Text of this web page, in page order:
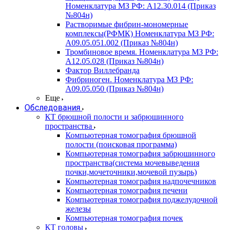
Номенклатура МЗ РФ: A12.30.014 (Приказ
№804н)
Растворимые фибрин-мономерные
комплексы(РФМК) Номенклатура МЗ РФ:
A09.05.051.002 (Приказ №804н)
Тромбиновое время. Номенклатура МЗ РФ:
A12.05.028 (Приказ №804н)
Фактор Виллебранда
Фибриноген. Номенклатура МЗ РФ:
A09.05.050 (Приказ №804н)
Еще
Обследования
КТ брюшной полости и забрюшинного
пространства
Компьютерная томография брюшной
полости (поисковая программа)
Компьютерная томография забрюшинного
пространства(система мочевыведения
почки,мочеточники,мочевой пузырь)
Компьютерная томография надпочечников
Компьютерная томография печени
Компьютерная томография поджелудочной
железы
Компьютерная томография почек
КТ головы